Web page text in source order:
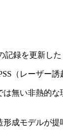
記録を更新した
（レーザー誘
無い非熱的
成モデルが